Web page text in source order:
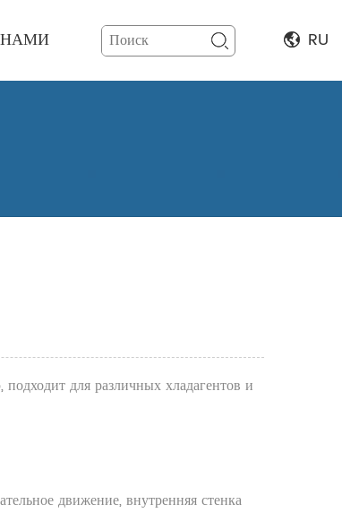
НАМИ RU
для различных хладагентов и
движение, внутренняя стенка